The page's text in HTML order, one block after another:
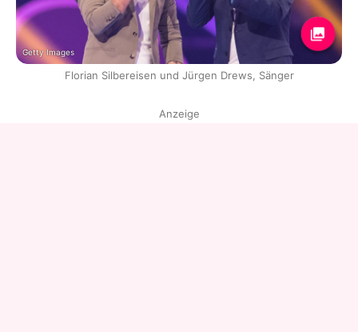
Getty Images
Florian Silbereisen und Jürgen Drews, Sänger
Anzeige